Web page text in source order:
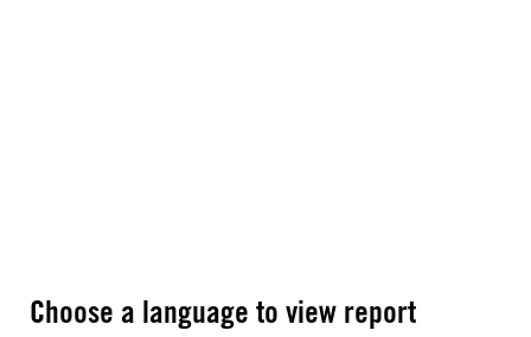
Choose a language to view report